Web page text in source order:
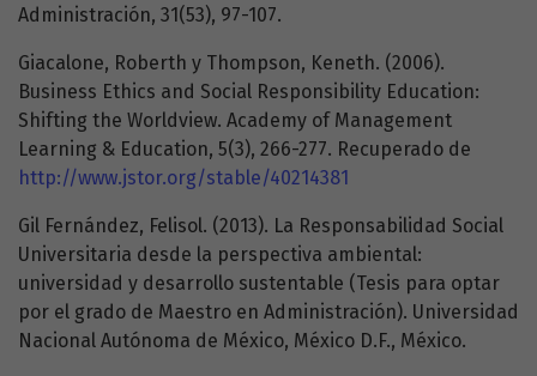
Administración, 31(53), 97-107.
Giacalone, Roberth y Thompson, Keneth. (2006).
Business Ethics and Social Responsibility Education:
Shifting the Worldview. Academy of Management
Learning & Education, 5(3), 266-277. Recuperado de
http://www.jstor.org/stable/40214381
Gil Fernández, Felisol. (2013). La Responsabilidad Social
Universitaria desde la perspectiva ambiental:
universidad y desarrollo sustentable (Tesis para optar
por el grado de Maestro en Administración). Universidad
Nacional Autónoma de México, México D.F., México.